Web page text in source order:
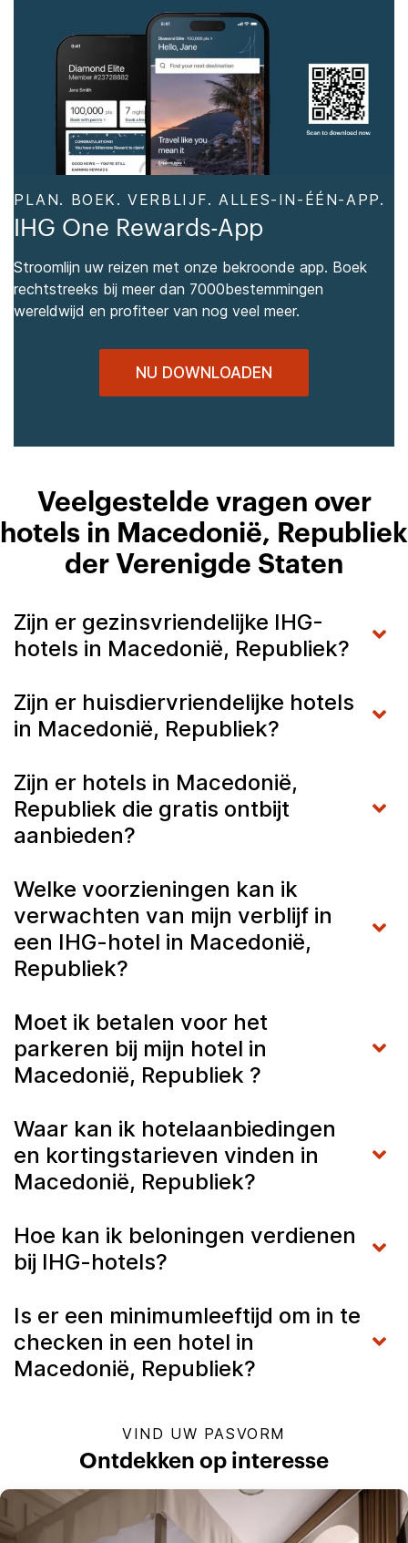
PLAN. BOEK. VERBLIJF. ALLES-IN-ÉÉN-APP.
IHG One Rewards-App
Stroomlijn uw reizen met onze bekroonde app. Boek
rechtstreeks bij meer dan 7000bestemmingen
wereldwijd en profiteer van nog veel meer.
NU DOWNLOADEN
Veelgestelde vragen over
hotels in Macedonië, Republiek
der Verenigde Staten
Zijn er gezinsvriendelijke IHG-
hotels in Macedonië, Republiek?
Zijn er huisdiervriendelijke hotels
in Macedonië, Republiek?
Zijn er hotels in Macedonië,
Republiek die gratis ontbijt
aanbieden?
Welke voorzieningen kan ik
verwachten van mijn verblijf in
een IHG-hotel in Macedonië,
Republiek?
Moet ik betalen voor het
parkeren bij mijn hotel in
Macedonië, Republiek ?
Waar kan ik hotelaanbiedingen
en kortingstarieven vinden in
Macedonië, Republiek?
Hoe kan ik beloningen verdienen
bij IHG-hotels?
Is er een minimumleeftijd om in te
checken in een hotel in
Macedonië, Republiek?
VIND UW PASVORM
Ontdekken op interesse